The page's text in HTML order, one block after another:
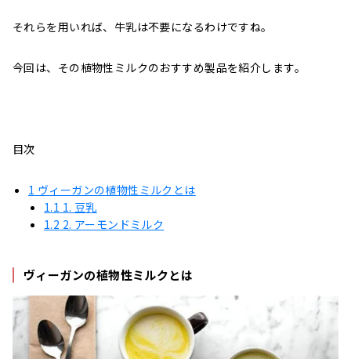
それらを用いれば、牛乳は不要になるわけですね。
今回は、その植物性ミルクのおすすめ製品を紹介します。
目次
1 ヴィーガンの植物性ミルクとは
1.1 1. 豆乳
1.2 2. アーモンドミルク
ヴィーガンの植物性ミルクとは